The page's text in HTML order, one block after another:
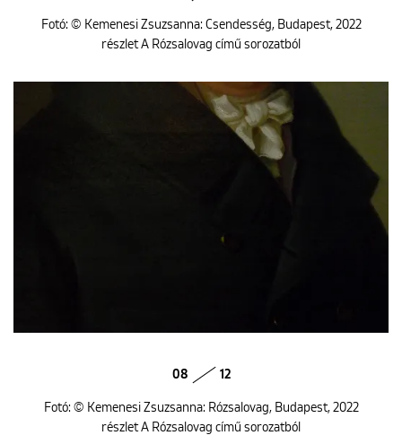
Fotó: © Kemenesi Zsuzsanna: Csendesség, Budapest, 2022
részlet A Rózsalovag című sorozatból
08 12
Fotó: © Kemenesi Zsuzsanna: Rózsalovag, Budapest, 2022
részlet A Rózsalovag című sorozatból